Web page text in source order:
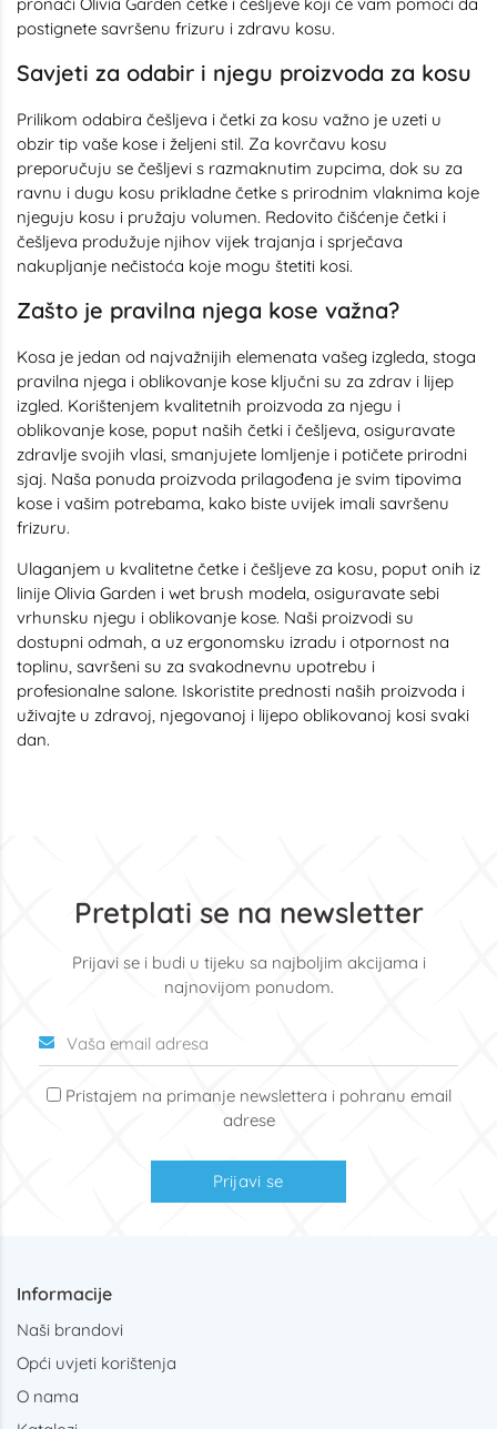
postignete savršenu frizuru i zdravu kosu.
Savjeti za odabir i njegu proizvoda za kosu
Prilikom odabira češljeva i četki za kosu važno je uzeti u
obzir tip vaše kose i željeni stil. Za kovrčavu kosu
preporučuju se češljevi s razmaknutim zupcima, dok su za
ravnu i dugu kosu prikladne četke s prirodnim vlaknima koje
njeguju kosu i pružaju volumen. Redovito čišćenje četki i
češljeva produžuje njihov vijek trajanja i sprječava
nakupljanje nečistoća koje mogu štetiti kosi.
Zašto je pravilna njega kose važna?
Kosa je jedan od najvažnijih elemenata vašeg izgleda, stoga
pravilna njega i oblikovanje kose ključni su za zdrav i lijep
izgled. Korištenjem kvalitetnih proizvoda za njegu i
oblikovanje kose, poput naših četki i češljeva, osiguravate
zdravlje svojih vlasi, smanjujete lomljenje i potičete prirodni
sjaj. Naša ponuda proizvoda prilagođena je svim tipovima
kose i vašim potrebama, kako biste uvijek imali savršenu
frizuru.
Ulaganjem u kvalitetne četke i češljeve za kosu, poput onih iz
linije Olivia Garden i wet brush modela, osiguravate sebi
vrhunsku njegu i oblikovanje kose. Naši proizvodi su
dostupni odmah, a uz ergonomsku izradu i otpornost na
toplinu, savršeni su za svakodnevnu upotrebu i
profesionalne salone. Iskoristite prednosti naših proizvoda i
uživajte u zdravoj, njegovanoj i lijepo oblikovanoj kosi svaki
dan.
Pretplati se na newsletter
Prijavi se i budi u tijeku sa najboljim akcijama i
najnovijom ponudom.
Pristajem na primanje newslettera i pohranu email
adrese
Prijavi se
Informacije
Naši brandovi
Opći uvjeti korištenja
O nama